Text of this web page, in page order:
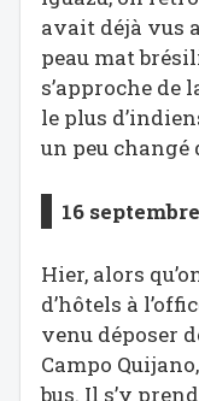
avait déjà vus
peau mat
s’approche de
le plus
un peu changé
16
Hier, alors
d’hôtels à
venu déposer
Campo
bus. Il s’y